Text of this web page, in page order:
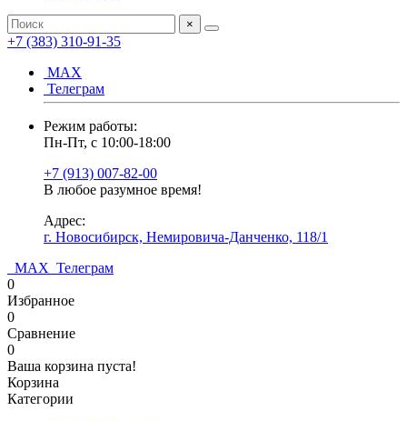
×
+7 (383) 310-91-35
МАХ
Телеграм
Режим работы:
Пн-Пт, с 10:00-18:00
+7 (913) 007-82-00
В любое разумное время!
Адрес:
г. Новосибирск, Немировича-Данченко, 118/1
МАХ Телеграм
0
Избранное
0
Сравнение
0
Ваша корзина пуста!
Корзина
Категории